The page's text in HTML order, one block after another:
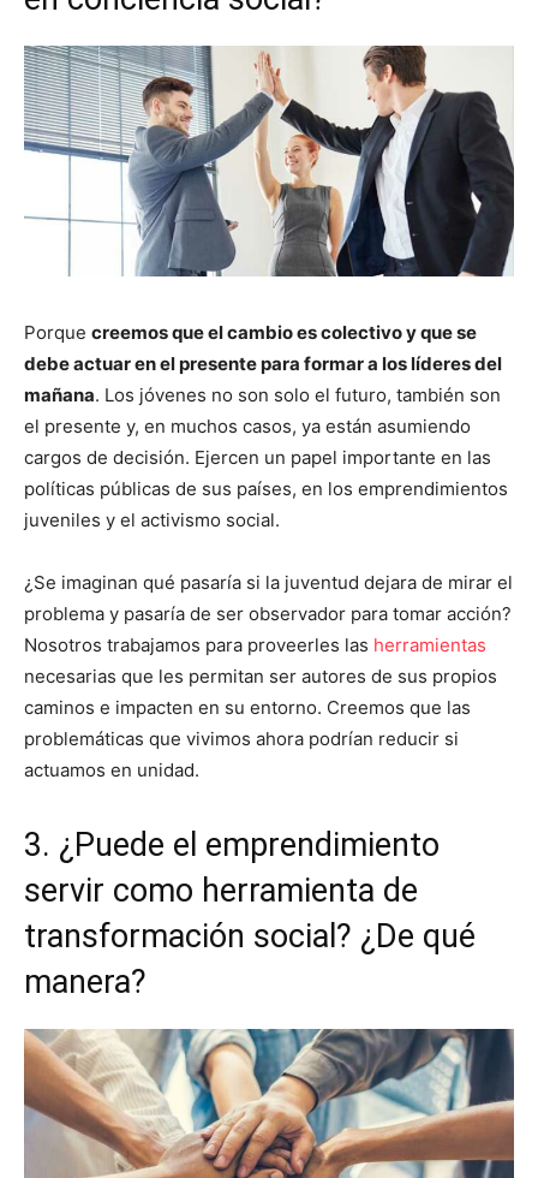
Porque creemos que el cambio es colectivo y que se
debe actuar en el presente para formar a los líderes del
mañana. Los jóvenes no son solo el futuro, también son
el presente y, en muchos casos, ya están asumiendo
cargos de decisión. Ejercen un papel importante en las
políticas públicas de sus países, en los emprendimientos
juveniles y el activismo social.
¿Se imaginan qué pasaría si la juventud dejara de mirar el
problema y pasaría de ser observador para tomar acción?
Nosotros trabajamos para proveerles las herramientas
necesarias que les permitan ser autores de sus propios
caminos e impacten en su entorno. Creemos que las
problemáticas que vivimos ahora podrían reducir si
actuamos en unidad.
3. ¿Puede el emprendimiento
servir como herramienta de
transformación social? ¿De qué
manera?